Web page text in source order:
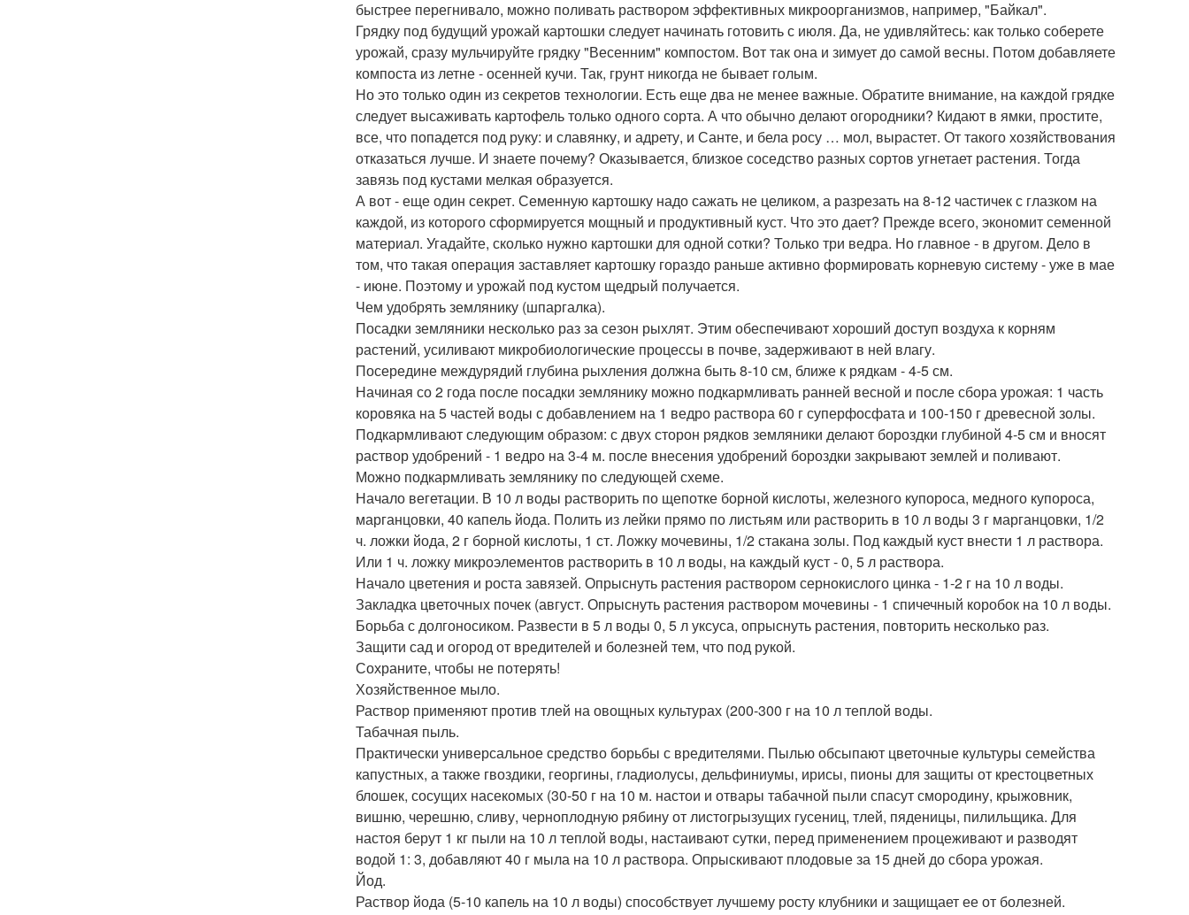
быстрее перегнивало, можно поливать раствором эффективных микроорганизмов, например, "Байкал".
Грядку под будущий урожай картошки следует начинать готовить с июля. Да, не удивляйтесь: как только соберете
урожай, сразу мульчируйте грядку "Весенним" компостом. Вот так она и зимует до самой весны. Потом добавляете
компоста из летне - осенней кучи. Так, грунт никогда не бывает голым.
Но это только один из секретов технологии. Есть еще два не менее важные. Обратите внимание, на каждой грядке
следует высаживать картофель только одного сорта. А что обычно делают огородники? Кидают в ямки, простите,
все, что попадется под руку: и славянку, и адрету, и Санте, и бела росу … мол, вырастет. От такого хозяйствования
отказаться лучше. И знаете почему? Оказывается, близкое соседство разных сортов угнетает растения. Тогда
завязь под кустами мелкая образуется.
А вот - еще один секрет. Семенную картошку надо сажать не целиком, а разрезать на 8-12 частичек с глазком на
каждой, из которого сформируется мощный и продуктивный куст. Что это дает? Прежде всего, экономит семенной
материал. Угадайте, сколько нужно картошки для одной сотки? Только три ведра. Но главное - в другом. Дело в
том, что такая операция заставляет картошку гораздо раньше активно формировать корневую систему - уже в мае
- июне. Поэтому и урожай под кустом щедрый получается.
Чем удобрять землянику (шпаргалка).
Посадки земляники несколько раз за сезон рыхлят. Этим обеспечивают хороший доступ воздуха к корням
растений, усиливают микробиологические процессы в почве, задерживают в ней влагу.
Посередине междурядий глубина рыхления должна быть 8-10 см, ближе к рядкам - 4-5 см.
Начиная со 2 года после посадки землянику можно подкармливать ранней весной и после сбора урожая: 1 часть
коровяка на 5 частей воды с добавлением на 1 ведро раствора 60 г суперфосфата и 100-150 г древесной золы.
Подкармливают следующим образом: с двух сторон рядков земляники делают бороздки глубиной 4-5 см и вносят
раствор удобрений - 1 ведро на 3-4 м. после внесения удобрений бороздки закрывают землей и поливают.
Можно подкармливать землянику по следующей схеме.
Начало вегетации. В 10 л воды растворить по щепотке борной кислоты, железного купороса, медного купороса,
марганцовки, 40 капель йода. Полить из лейки прямо по листьям или растворить в 10 л воды 3 г марганцовки, 1/2
ч. ложки йода, 2 г борной кислоты, 1 ст. Ложку мочевины, 1/2 стакана золы. Под каждый куст внести 1 л раствора.
Или 1 ч. ложку микроэлементов растворить в 10 л воды, на каждый куст - 0, 5 л раствора.
Начало цветения и роста завязей. Опрыснуть растения раствором сернокислого цинка - 1-2 г на 10 л воды.
Закладка цветочных почек (август. Опрыснуть растения раствором мочевины - 1 спичечный коробок на 10 л воды.
Борьба с долгоносиком. Развести в 5 л воды 0, 5 л уксуса, опрыснуть растения, повторить несколько раз.
Защити сад и огород от вредителей и болезней тем, что под рукой.
Сохраните, чтобы не потерять!
Хозяйственное мыло.
Раствор применяют против тлей на овощных культурах (200-300 г на 10 л теплой воды.
Табачная пыль.
Практически универсальное средство борьбы с вредителями. Пылью обсыпают цветочные культуры семейства
капустных, а также гвоздики, георгины, гладиолусы, дельфиниумы, ирисы, пионы для защиты от крестоцветных
блошек, сосущих насекомых (30-50 г на 10 м. настои и отвары табачной пыли спасут смородину, крыжовник,
вишню, черешню, сливу, черноплодную рябину от листогрызущих гусениц, тлей, пяденицы, пилильщика. Для
настоя берут 1 кг пыли на 10 л теплой воды, настаивают сутки, перед применением процеживают и разводят
водой 1: 3, добавляют 40 г мыла на 10 л раствора. Опрыскивают плодовые за 15 дней до сбора урожая.
Йод.
Раствор йода (5-10 капель на 10 л воды) способствует лучшему росту клубники и защищает ее от болезней.